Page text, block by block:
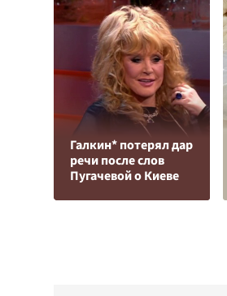
Галкин* потерял дар
речи после слов
Пугачевой о Киеве